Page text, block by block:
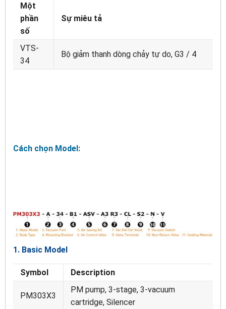
Một
phần
số
Sự miêu tả
VTS-
34
Bộ giảm thanh dòng chảy tự do, G3 / 4
Cách chọn Model:
1. Basic Model
Symbol Description
PM303X3
PM pump, 3-stage, 3-vacuum
cartridge, Silencer